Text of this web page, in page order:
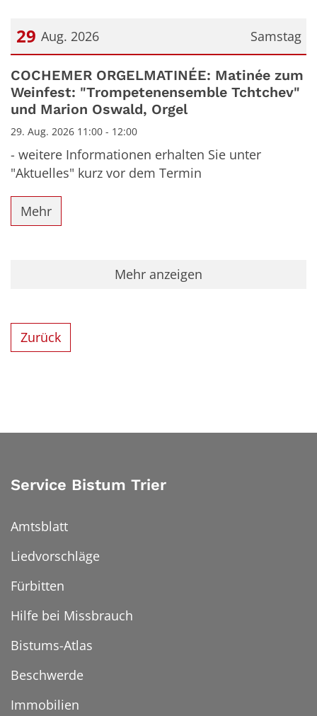
Samstag
29 Aug. 2026
Datum: 29. August 2026
COCHEMER ORGELMATINÉE: Matinée zum
Weinfest: "Trompetenensemble Tchtchev"
und Marion Oswald, Orgel
29. Aug. 2026 11:00 - 12:00
- weitere Informationen erhalten Sie unter
"Aktuelles" kurz vor dem Termin
Mehr
Mehr anzeigen
Zurück
Service Bistum Trier
Amtsblatt
Liedvorschläge
Fürbitten
Hilfe bei Missbrauch
Bistums-Atlas
Beschwerde
Immobilien